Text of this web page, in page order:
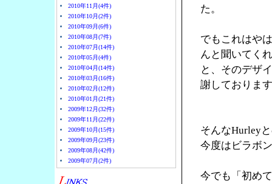
2010年11月(4件)
2010年10月(2件)
2010年09月(6件)
2010年08月(7件)
2010年07月(14件)
2010年05月(4件)
2010年04月(14件)
2010年03月(16件)
2010年02月(12件)
2010年01月(21件)
2009年12月(32件)
2009年11月(22件)
2009年10月(15件)
2009年09月(23件)
2009年08月(42件)
2009年07月(2件)
た。
でもこれはや
んと聞いてく
と、そのデザ
謝しておりま
そんなHurley
今度はビラボ
今でも「初め